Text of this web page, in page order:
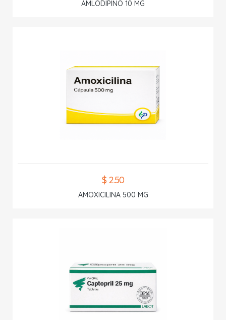
AMLODIPINO 10 MG
$ 2.50
AMOXICILINA 500 MG